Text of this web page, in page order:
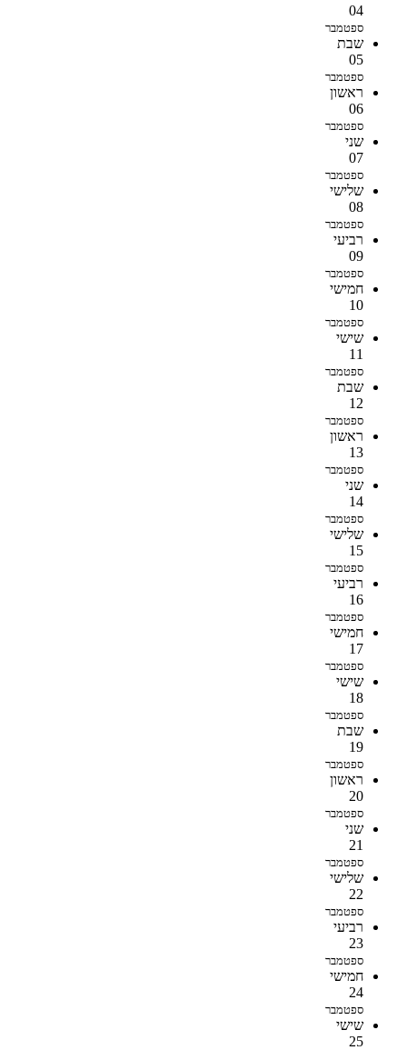
04
ספטמבר
שבת
05
ספטמבר
ראשון
06
ספטמבר
שני
07
ספטמבר
שלישי
08
ספטמבר
רביעי
09
ספטמבר
חמישי
10
ספטמבר
שישי
11
ספטמבר
שבת
12
ספטמבר
ראשון
13
ספטמבר
שני
14
ספטמבר
שלישי
15
ספטמבר
רביעי
16
ספטמבר
חמישי
17
ספטמבר
שישי
18
ספטמבר
שבת
19
ספטמבר
ראשון
20
ספטמבר
שני
21
ספטמבר
שלישי
22
ספטמבר
רביעי
23
ספטמבר
חמישי
24
ספטמבר
שישי
25